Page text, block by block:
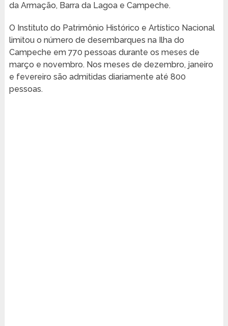
da Armação, Barra da Lagoa e Campeche.
O Instituto do Patrimônio Histórico e Artístico Nacional
limitou o número de desembarques na Ilha do
Campeche em 770 pessoas durante os meses de
março e novembro. Nos meses de dezembro, janeiro
e fevereiro são admitidas diariamente até 800
pessoas.